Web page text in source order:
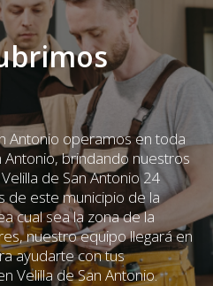
Antonio operamos en toda
Antonio, brindando nuestros
de San Antonio 24
de este municipio de la
cual sea la zona de la
nuestro equipo llegará en
ayudarte con tus
Velilla de San Antonio.